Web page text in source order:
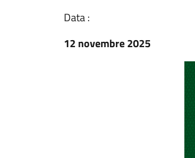
Data :
12 novembre 2025